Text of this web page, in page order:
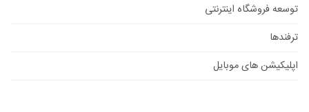
توسعه فروشگاه اینترنتی
ترفندها
اپلیکیشن های موبایل